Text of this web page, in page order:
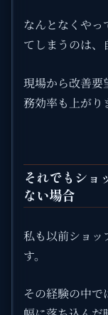
なんとなくやっ
てしまうのは、
現場から改善要
務効率も上がり
それでもショ
ない場合
私も以前ショッ
す。
その経験の中